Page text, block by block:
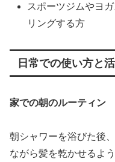
スポーツジムやヨ
リングする方
日常での使い方と
家での朝のルーティン
朝シャワーを浴びた後
ながら髪を乾かせるよ